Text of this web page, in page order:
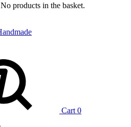
No products in the basket.
Cart 0